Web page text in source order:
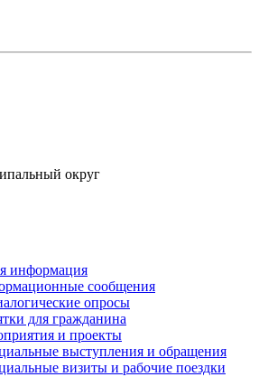
округ
информация
сообщения
опросы
для гражданина
и проекты
выступления и обращения
визиты и рабочие поездки